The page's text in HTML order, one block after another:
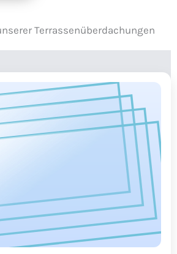
Terrassenüberdachungen